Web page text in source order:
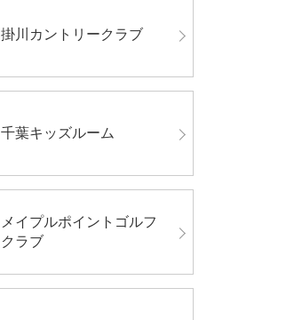
掛川カントリークラブ
千葉キッズルーム
メイプルポイントゴルフ
クラブ